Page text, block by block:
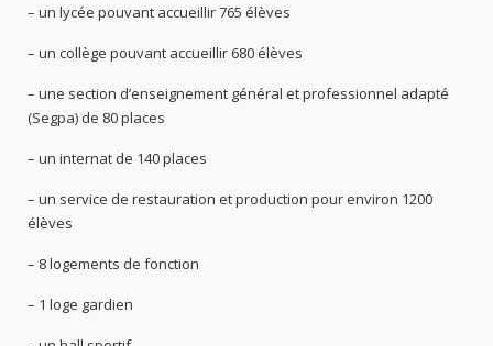
– un lycée pouvant accueillir 765 élèves
– un collège pouvant accueillir 680 élèves
– une section d’enseignement général et professionnel adapté
(Segpa) de 80 places
– un internat de 140 places
– un service de restauration et production pour environ 1200
élèves
– 8 logements de fonction
– 1 loge gardien